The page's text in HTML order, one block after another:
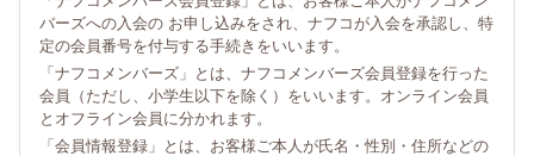
バーズへの入会の お申し込みをされ、ナフコが入会を承認し、特
定の会員番号を付与する手続きをいいます。
「ナフコメンバーズ」とは、ナフコメンバーズ会員登録を行った
会員（ただし、小学生以下を除く）をいいます。オンライン会員
とオフライン会員に分かれます。
「会員情報登録」とは、お客様ご本人が氏名・性別・住所などの